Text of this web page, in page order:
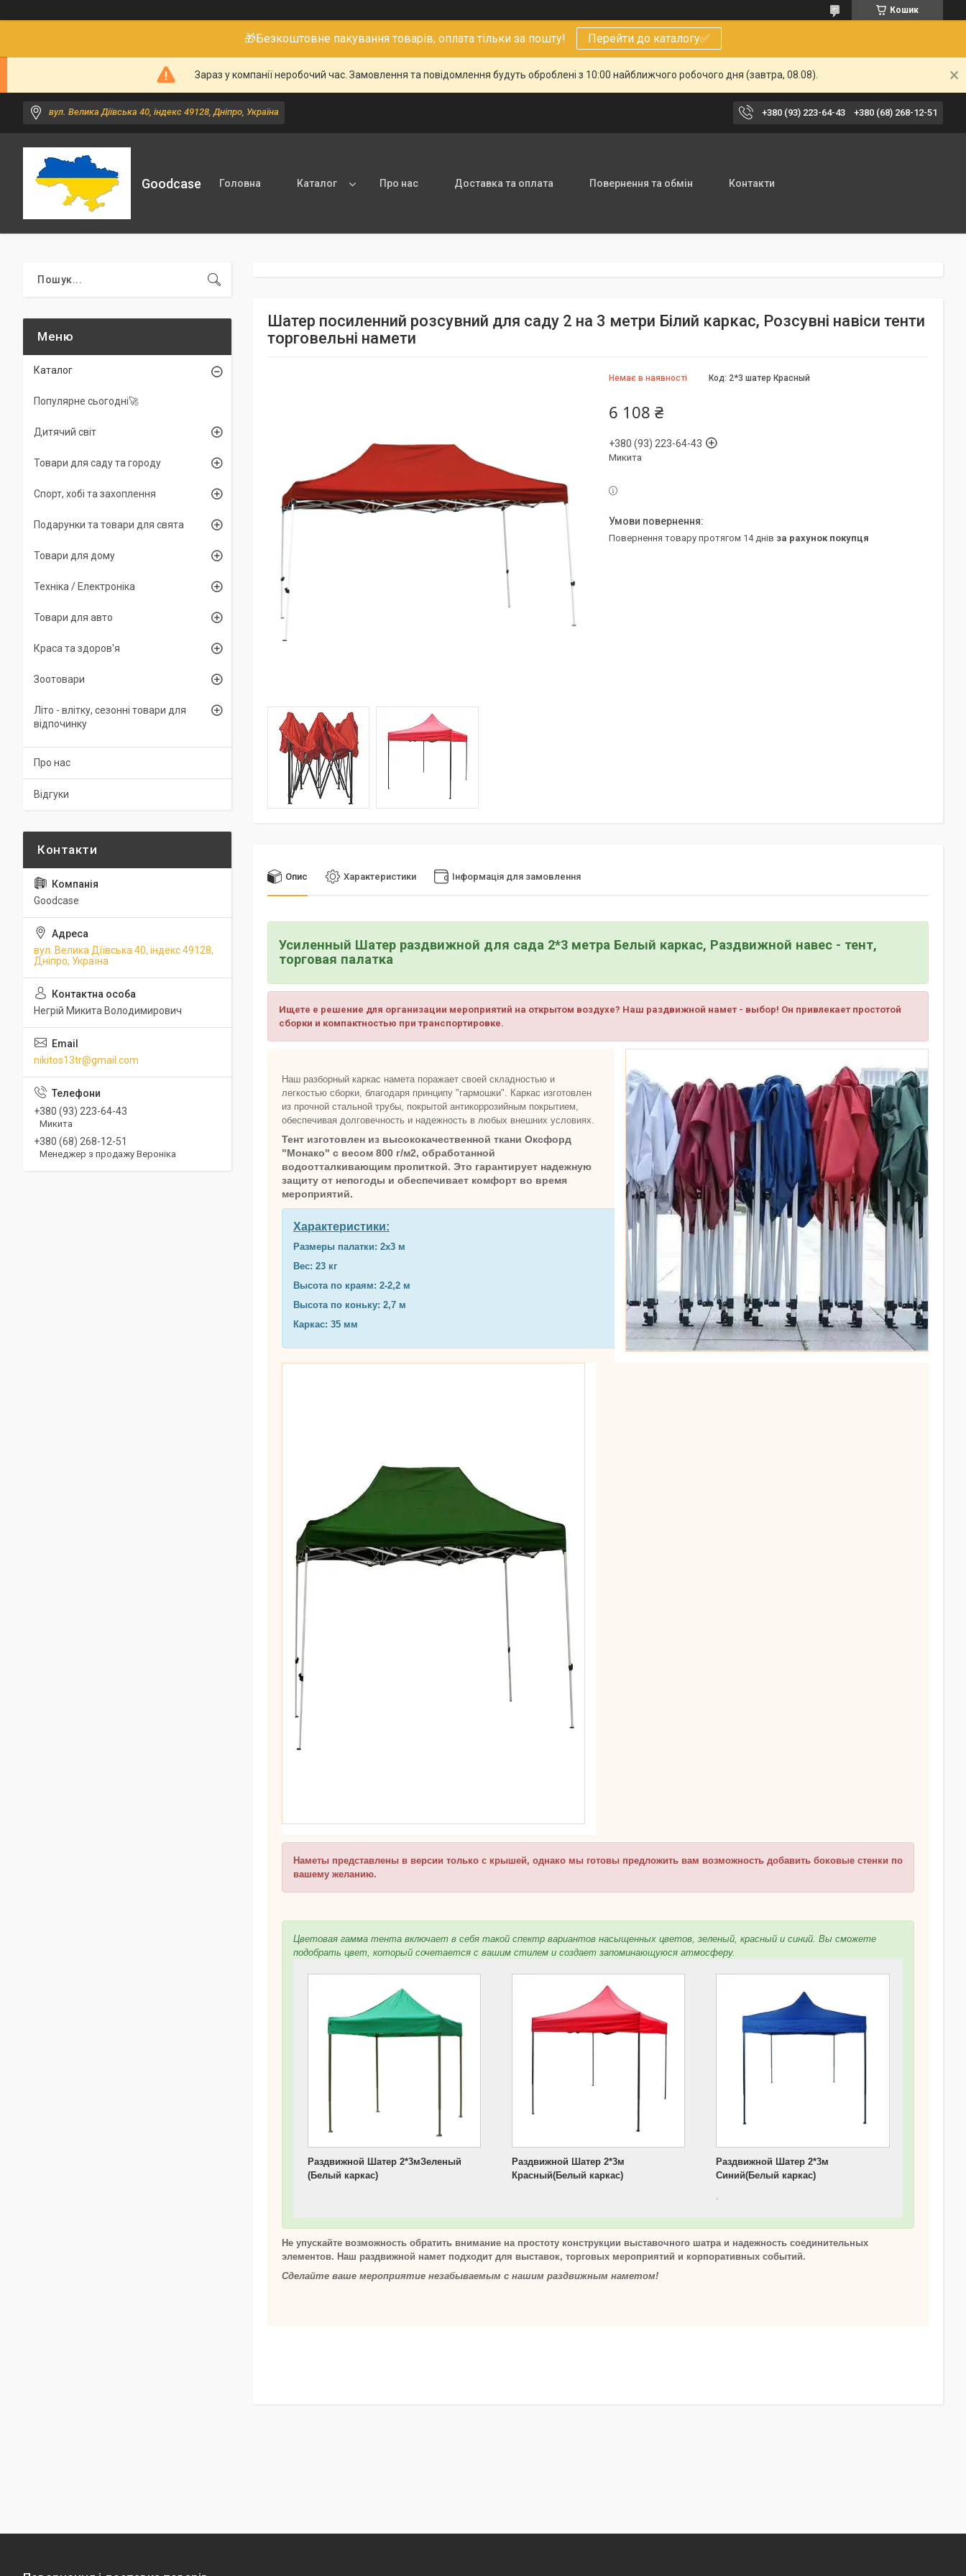
Кошик
🎁Безкоштовне пакування товарів, оплата тільки за пошту! Перейти до каталогу✅
Зараз у компанії неробочий час. Замовлення та повідомлення будуть оброблені з 10:00 найближчого робочого дня (завтра, 08.08).
вул. Велика Діївська 40, індекс 49128, Дніпро, Україна +380 (93) 223-64-43 +380 (68) 268-12-51
Goodcase Головна Каталог Про нас Доставка та оплата Повернення та обмін Контакти
Шатер посиленний розсувний для саду 2 на 3 метри Білий каркас, Розсувні навіси тенти
торговельні намети
Немає в наявності Код: 2*3 шатер Красный
6 108 ₴
+380 (93) 223-64-43
Микита
повернення товару протягом 14 днів за рахунок покупця
Опис Характеристики Інформація для замовлення
Усиленный Шатер раздвижной для сада 2*3 метра Белый каркас, Раздвижной навес - тент,
торговая палатка
Ищете е решение для организации мероприятий на открытом воздухе? Наш раздвижной намет - выбор! Он привлекает простотой
сборки и компактностью при транспортировке.
Наш разборный каркас намета поражает своей складностью и
легкостью сборки, благодаря принципу "гармошки". Каркас изготовлен
из прочной стальной трубы, покрытой антикоррозийным покрытием,
обеспечивая долговечность и надежность в любых внешних условиях.
Тент изготовлен из высококачественной ткани Оксфорд
"Монако" с весом 800 г/м2, обработанной
водоотталкивающим пропиткой. Это гарантирует надежную
защиту от непогоды и обеспечивает комфорт во время
мероприятий.
Характеристики:
Размеры палатки: 2х3 м
Вес: 23 кг
Высота по краям: 2-2,2 м
Высота по коньку: 2,7 м
Каркас: 35 мм
Наметы представлены в версии только с крышей, однако мы готовы предложить вам возможность добавить боковые стенки по
вашему желанию.
Цветовая гамма тента включает в себя такой спектр вариантов насыщенных цветов, зеленый, красный и синий. Вы сможете
подобрать цвет, который сочетается с вашим стилем и создает запоминающуюся атмосферу.
Раздвижной Шатер 2*3мЗеленый
(Белый каркас)
Раздвижной Шатер 2*3м
Красный(Белый каркас)
Раздвижной Шатер 2*3м
Синий(Белый каркас)
Не упускайте возможность обратить внимание на простоту конструкции выставочного шатра и надежность соединительных
элементов. Наш раздвижной намет подходит для выставок, торговых мероприятий и корпоративных событий.
Сделайте ваше мероприятие незабываемым с нашим раздвижным наметом!
Каталог
Популярне сьогодні🚀
Дитячий світ
Товари для саду та городу
Спорт, хобі та захоплення
Подарунки та товари для свята
Товари для дому
Техніка / Електроніка
Товари для авто
Краса та здоров'я
Зоотовари
Літо - влітку, сезонні товари для
відпочинку
Про нас
Відгуки
Goodcase
вул. Велика Діївська 40, індекс 49128,
Дніпро, Україна
Негрій Микита Володимирович
nikitos13tr@gmail.com
+380 (93) 223-64-43
Микита
+380 (68) 268-12-51
Менеджер з продажу Вероніка